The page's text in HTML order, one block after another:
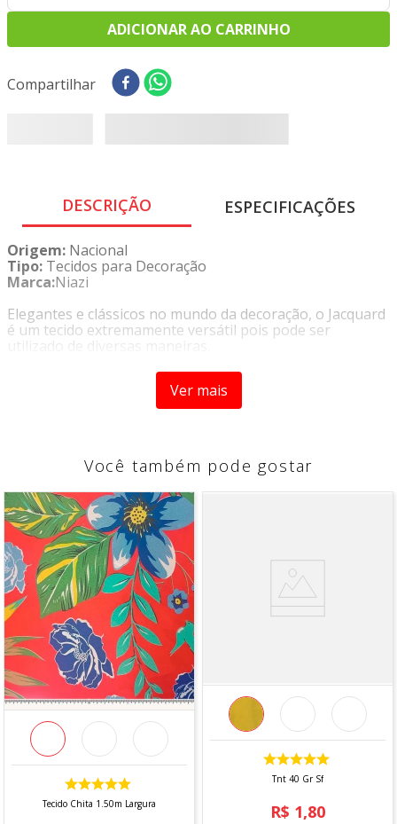
ADICIONAR AO CARRINHO
Compartilhar
DESCRIÇÃO ESPECIFICAÇÕES
Origem: Nacional
Tipo: Tecidos para Decoração
Marca:Niazi
Elegantes e clássicos no mundo da decoração, o Jacquard
é um tecido extremamente versátil pois pode ser
utilizado de diversas maneiras.
Por ser um tecido resistente, ele é indicado para atender
um público mais exigente, já que sua composição é
originalmente 58% algodão e 42% poliéster, podendo ser
cama, almofadas, colchas, forrar cadeiras e poltronas.
Sua variedade de cores e estampas proporciona infinitas
possibilidades de criação de acordo com a sua
criatividade, a qualidade altamente resistente, irá trazer,
mas sofisticação à sua casa, e suas peças.
CARACTERÍSTICAS
- Resistente
- Versátil
- Estampados
- Não impermeável
COMPOSIÇÃO
- 58% Algodão
- 42% Poliéster
LARGURA
- 1,40m
Ver mais
Você também pode gostar
Tecido Chita 1.50m Largura
Tnt 40 Gr Sf
R$ 1,80